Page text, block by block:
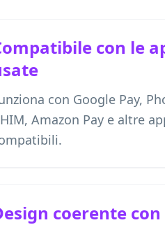
con le
con Google Pay,
Amazon Pay e altre
coerente